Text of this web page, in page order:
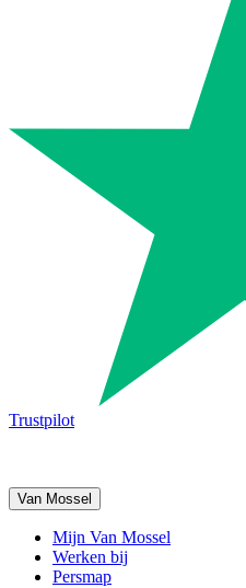
Trustpilot
Van Mossel
Mijn Van Mossel
Werken bij
Persmap